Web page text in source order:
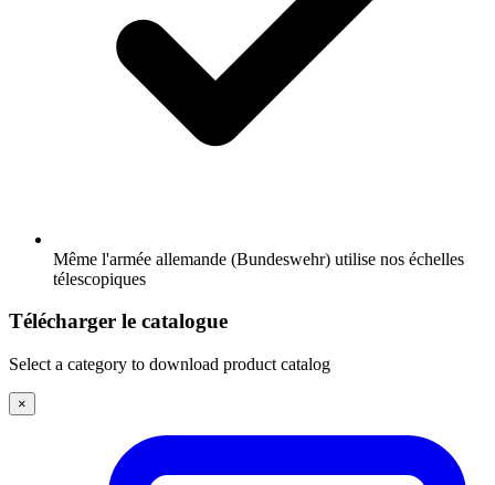
Même l'armée allemande (Bundeswehr) utilise nos échelles
télescopiques
Télécharger le catalogue
Select a category to download product catalog
×